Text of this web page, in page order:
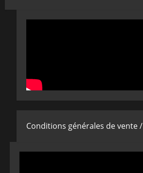
Conditions générales de vente /